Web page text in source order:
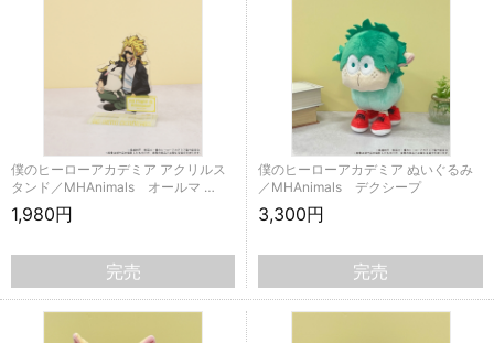
僕のヒーローアカデミア アクリルス
タンド／MHAnimals オールマ …
1,980円
完売
僕のヒーローアカデミア ぬいぐるみ
／MHAnimals デクシープ
3,300円
完売